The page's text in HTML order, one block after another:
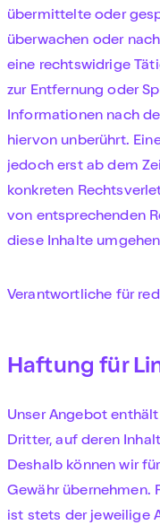
übermittelte oder
überwachen oder
eine rechtswidrige
zur Entfernung oder
Informationen nach
hiervon unberührt.
jedoch erst ab dem
konkreten
von entsprechenden
diese Inhalte
Verantwortliche für
Haftung für
Unser Angebot
Dritter, auf deren
Deshalb können wir
Gewähr übernehmen.
ist stets der jeweilige